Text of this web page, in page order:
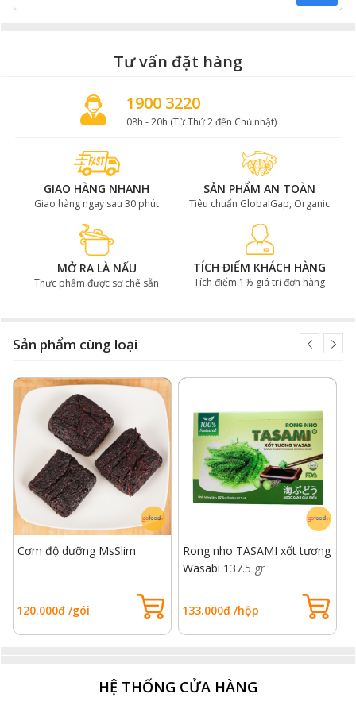
Tư vấn đặt hàng
1900 3220
08h - 20h (Từ Thứ 2 đến Chủ nhật)
GIAO HÀNG NHANH
Giao hàng ngay sau 30 phút
SẢN PHẨM AN TOÀN
Tiêu chuẩn GlobalGap, Organic
MỞ RA LÀ NẤU
Thực phẩm được sơ chế sẵn
TÍCH ĐIỂM KHÁCH HÀNG
Tích điểm 1% giá trị đơn hàng
Sản phẩm cùng loại
Cơm độ dưỡng MsSlim
120.000đ /gói
Rong nho TASAMI xốt tương
Wasabi 137.5 gr
133.000đ /hộp
HỆ THỐNG CỬA HÀNG